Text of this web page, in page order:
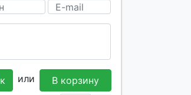
или В корзину